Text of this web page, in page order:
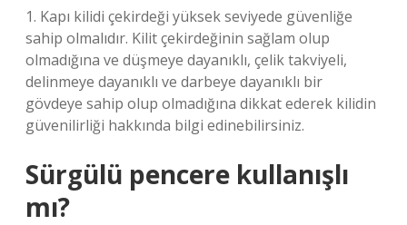
1. Kapı kilidi çekirdeği yüksek seviyede güvenliğe
sahip olmalıdır. Kilit çekirdeğinin sağlam olup
olmadığına ve düşmeye dayanıklı, çelik takviyeli,
delinmeye dayanıklı ve darbeye dayanıklı bir
gövdeye sahip olup olmadığına dikkat ederek kilidin
güvenilirliği hakkında bilgi edinebilirsiniz.
Sürgülü pencere kullanışlı
mı?